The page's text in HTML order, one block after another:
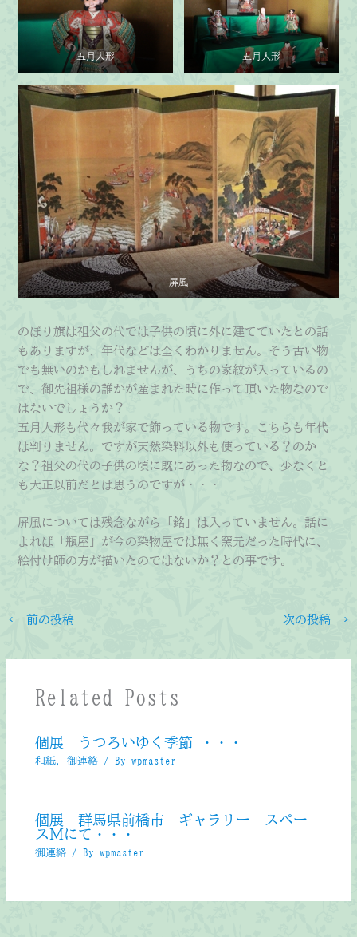
五月人形 五月人形
屏風
のぼり旗は祖父の代では子供の頃に外に建てていたとの話
もありますが、年代などは全くわかりません。そう古い物
でも無いのかもしれませんが、うちの家紋が入っているの
で、御先祖様の誰かが産まれた時に作って頂いた物なので
はないでしょうか？
五月人形も代々我が家で飾っている物です。こちらも年代
は判りません。ですが天然染料以外も使っている？のか
な？祖父の代の子供の頃に既にあった物なので、少なくと
も大正以前だとは思うのですが・・・
屏風については残念ながら「銘」は入っていません。話に
よれば「瓶屋」が今の染物屋では無く窯元だった時代に、
絵付け師の方が描いたのではないか？との事です。
← 前の投稿 次の投稿 →
Related Posts
個展 うつろいゆく季節 ・・・
和紙,御連絡 / Bywpmaster
個展 群馬県前橋市 ギャラリー スペー
スＭにて・・・
御連絡 / Bywpmaster